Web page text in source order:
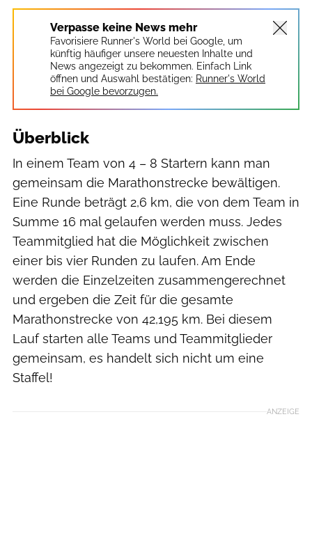
Verpasse keine News mehr
Favorisiere Runner's World bei Google, um
künftig häufiger unsere neuesten Inhalte und
News angezeigt zu bekommen. Einfach Link
öffnen und Auswahl bestätigen: Runner's World
bei Google bevorzugen.
Überblick
In einem Team von 4 – 8 Startern kann man
gemeinsam die Marathonstrecke bewältigen.
Eine Runde beträgt 2,6 km, die von dem Team in
Summe 16 mal gelaufen werden muss. Jedes
Teammitglied hat die Möglichkeit zwischen
einer bis vier Runden zu laufen. Am Ende
werden die Einzelzeiten zusammengerechnet
und ergeben die Zeit für die gesamte
Marathonstrecke von 42,195 km. Bei diesem
Lauf starten alle Teams und Teammitglieder
gemeinsam, es handelt sich nicht um eine
Staffel!
ANZEIGE